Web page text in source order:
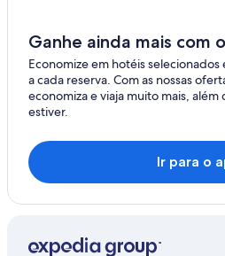
Hotéis - Ouro Verde do Oeste
Hotéis - Ribeirão do Pinhal
Hotéis - Santa Lúcia
Hotel fazenda com passeio a
Hotéis com estacionamento -
Hotéis para famílias - Teixeira
Ganhe ainda mais com
Economize em hotéis
a cada reserva. Com as nossas
economiza e viaja muito mais,
estiver.
Ir para o